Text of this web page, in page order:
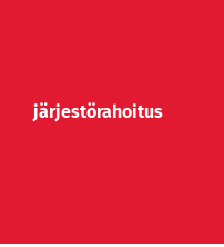
järjestörahoitus